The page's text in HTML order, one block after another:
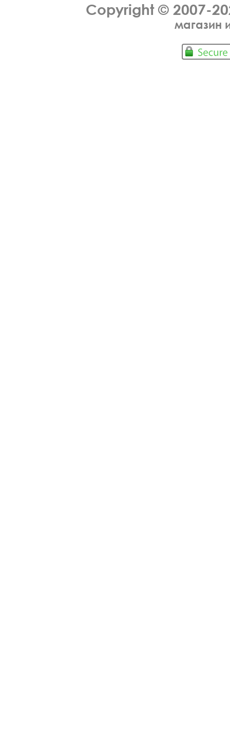
Copyright © 2007-
магазин